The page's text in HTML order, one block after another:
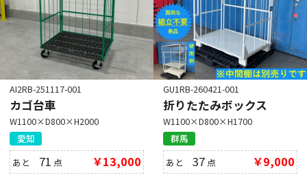
AI2RB-251117-001
カゴ台車
W1100×D800×H2000
愛知
あと 71 点 ￥13,000
GU1RB-260421-001
折りたたみボックス
W1100×D800×H1700
群馬
あと37 点 ￥9,000